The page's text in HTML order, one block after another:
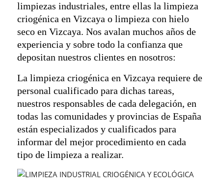
limpiezas industriales, entre ellas la limpieza
criogénica en Vizcaya o limpieza con hielo
seco en Vizcaya. Nos avalan muchos años de
experiencia y sobre todo la confianza que
depositan nuestros clientes en nosotros:
La limpieza criogénica en Vizcaya requiere de
personal cualificado para dichas tareas,
nuestros responsables de cada delegación, en
todas las comunidades y provincias de España
están especializados y cualificados para
informar del mejor procedimiento en cada
tipo de limpieza a realizar.